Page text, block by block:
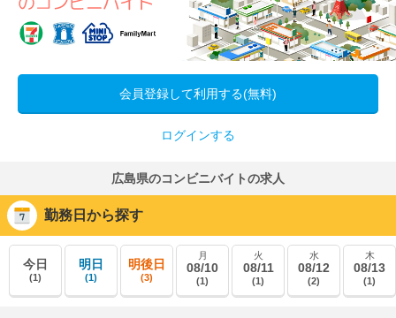
会員登録して利用する(無料)
ログインする
広島県のコンビニバイトの求人
勤務日から探す
今日
(1)
明日
(1)
明後日
(3)
月
08/10
(1)
火
08/11
(1)
水
08/12
(2)
木
08/13
(1)